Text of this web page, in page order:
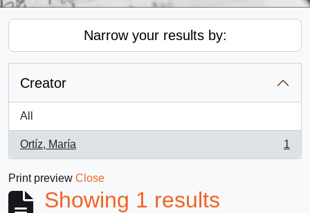
Narrow your results by:
Creator
All
Ortíz, María
, 1 results
1
Print preview Close
Showing 1 results